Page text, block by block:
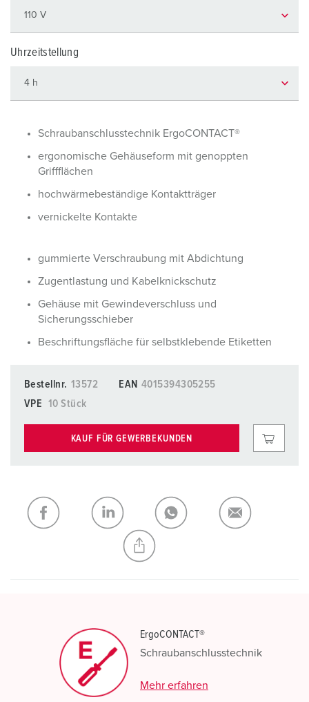
Uhrzeitstellung
Schraubanschlusstechnik ErgoCONTACT®
ergonomische Gehäuseform mit genoppten
Griffflächen
hochwärmebeständige Kontaktträger
vernickelte Kontakte
gummierte Verschraubung mit Abdichtung
Zugentlastung und Kabelknickschutz
Gehäuse mit Gewindeverschluss und
Sicherungsschieber
Beschriftungsfläche für selbstklebende Etiketten
Bestellnr. 13572 EAN 4015394305255
VPE
10 Stück
KAUF FÜR GEWERBEKUNDEN
ErgoCONTACT®
Schraubanschlusstechnik
Mehr erfahren